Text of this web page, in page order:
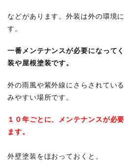
などがあります。外装は外の環境
す。
一番メンテナンスが必要になってく
装や屋根塗装です。
外の雨風や紫外線にさらされてい
みやすい場所です。
１０年ごとに、メンテナンスが必
ます。
外壁塗装をほおっておくと、